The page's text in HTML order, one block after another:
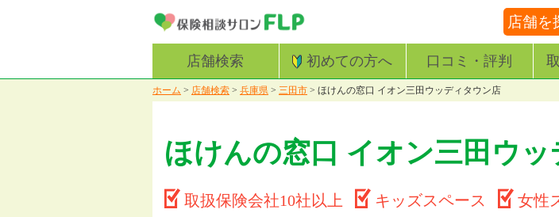
店舗を
店舗検索 初めての方へ 口コミ・評判
ホーム > 店舗検索 > 兵庫県 > 三田市 > ほけんの窓口 イオン三田ウッディタウン店
ほけんの窓口 イオン三田ウ
取扱保険会社10社以上 キッズスペース 女性